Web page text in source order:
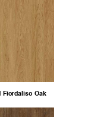
Fiordaliso Oak